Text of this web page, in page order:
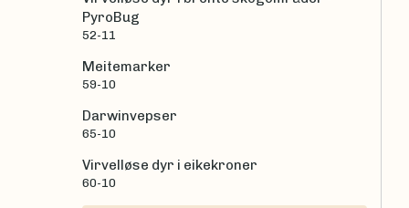
PyroBug
52-11
Meitemarker
59-10
Darwinvepser
65-10
Virvelløse dyr i eikekroner
60-10